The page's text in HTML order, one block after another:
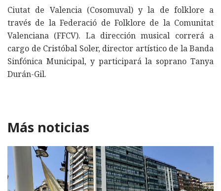
Ciutat de Valencia (Cosomuval) y la de folklore a
través de la Federació de Folklore de la Comunitat
Valenciana (FFCV). La dirección musical correrá a
cargo de Cristóbal Soler, director artístico de la Banda
Sinfónica Municipal, y participará la soprano Tanya
Durán-Gil.
Más noticias